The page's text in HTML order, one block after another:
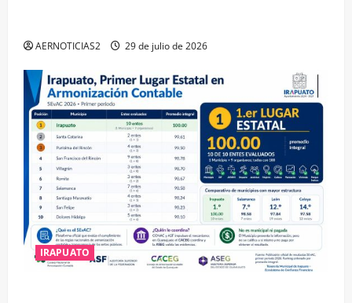
AERNOTICIAS2 29 de julio de 2026
IRAPUATO